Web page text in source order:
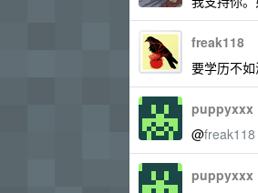
freak118
要学历不
puppyxxx
@freak118
puppyxxx